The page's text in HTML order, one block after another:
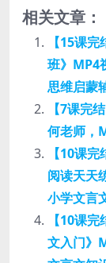
相关文章：
【15课
班》MP4
思维启蒙
【7课完
何老师，
【10课
阅读天天
小学文言
【10课
文入门》